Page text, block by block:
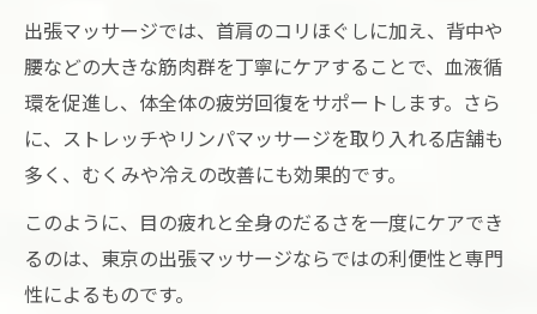
当日予約でスムーズに受けられる出張マッ
サージ
東京出張マッサージ利用時の注意点と選び
方
ジ活用法
出張マッサージでは、首肩のコリほぐしに加え、背中や
腰などの大きな筋肉群を丁寧にケアすることで、血液循
環を促進し、体全体の疲労回復をサポートします。さら
に、ストレッチやリンパマッサージを取り入れる店舗も
多く、むくみや冷えの改善にも効果的です。
このように、目の疲れと全身のだるさを一度にケアでき
るのは、東京の出張マッサージならではの利便性と専門
性によるものです。